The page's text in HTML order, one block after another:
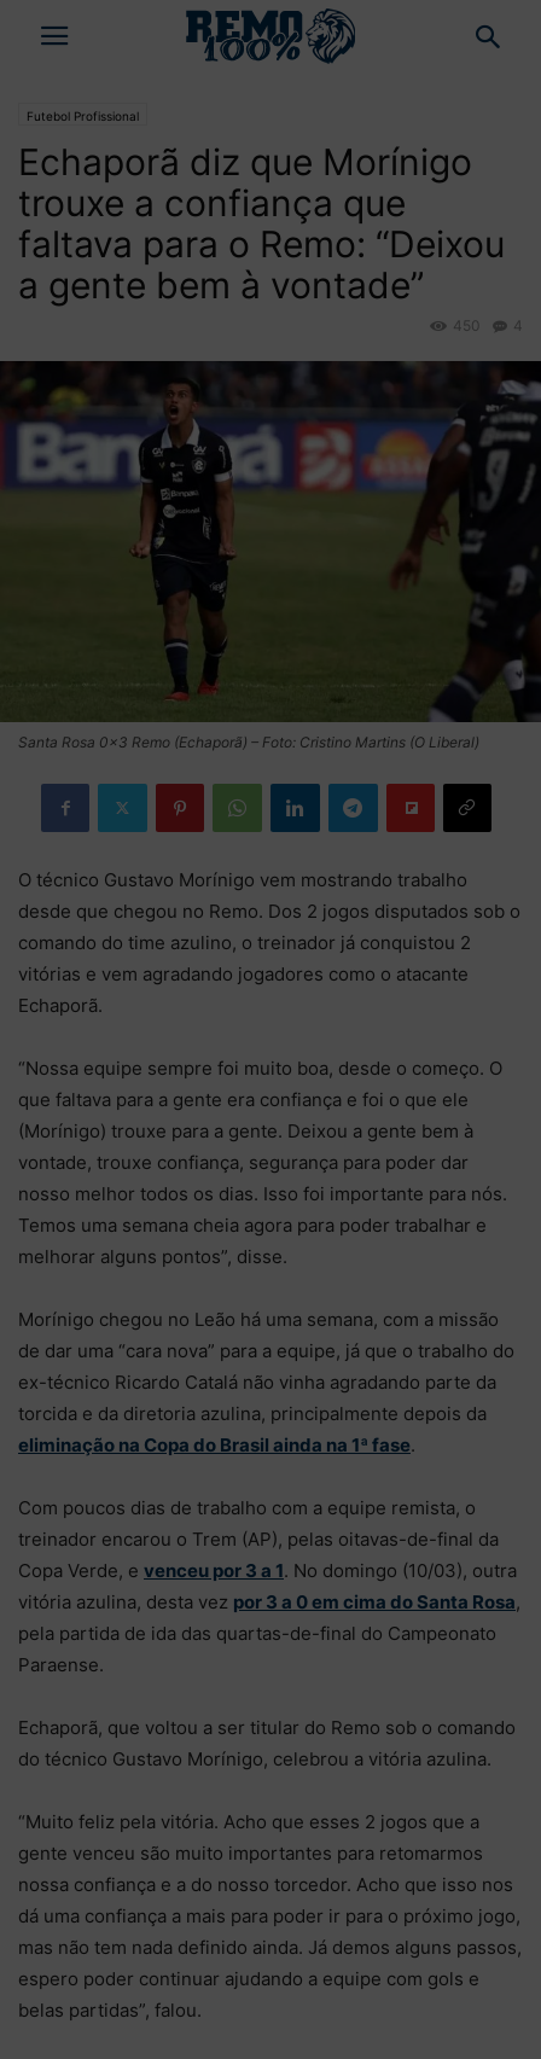
Futebol Profissional
Echaporã diz que Morínigo
trouxe a confiança que
faltava para o Remo: “Deixou
a gente bem à vontade”
4
450
Santa Rosa 0×3 Remo (Echaporã) – Foto: Cristino Martins (O Liberal)
O técnico Gustavo Morínigo vem mostrando trabalho
desde que chegou no Remo. Dos 2 jogos disputados sob o
comando do time azulino, o treinador já conquistou 2
vitórias e vem agradando jogadores como o atacante
Echaporã.
“Nossa equipe sempre foi muito boa, desde o começo. O
que faltava para a gente era confiança e foi o que ele
(Morínigo) trouxe para a gente. Deixou a gente bem à
vontade, trouxe confiança, segurança para poder dar
nosso melhor todos os dias. Isso foi importante para nós.
Temos uma semana cheia agora para poder trabalhar e
melhorar alguns pontos”, disse.
Morínigo chegou no Leão há uma semana, com a missão
de dar uma “cara nova” para a equipe, já que o trabalho do
ex-técnico Ricardo Catalá não vinha agradando parte da
torcida e da diretoria azulina, principalmente depois da
eliminação na Copa do Brasil ainda na 1ª fase.
Com poucos dias de trabalho com a equipe remista, o
treinador encarou o Trem (AP), pelas oitavas-de-final da
Copa Verde, e venceu por 3 a 1. No domingo (10/03), outra
vitória azulina, desta vez por 3 a 0 em cima do Santa Rosa,
pela partida de ida das quartas-de-final do Campeonato
Paraense.
Echaporã, que voltou a ser titular do Remo sob o comando
do técnico Gustavo Morínigo, celebrou a vitória azulina.
“Muito feliz pela vitória. Acho que esses 2 jogos que a
gente venceu são muito importantes para retomarmos
nossa confiança e a do nosso torcedor. Acho que isso nos
dá uma confiança a mais para poder ir para o próximo jogo,
mas não tem nada definido ainda. Já demos alguns passos,
espero poder continuar ajudando a equipe com gols e
belas partidas”, falou.